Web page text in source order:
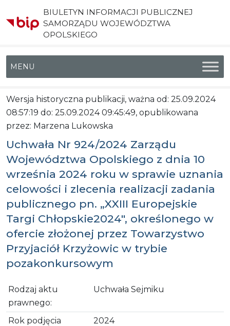
BIULETYN INFORMACJI PUBLICZNEJ
SAMORZĄDU WOJEWÓDZTWA
OPOLSKIEGO
Menu główne
Wersja historyczna publikacji, ważna od: 25.09.2024
08:57:19 do: 25.09.2024 09:45:49, opublikowana
przez: Marzena Lukowska
Uchwała Nr 924/2024 Zarządu
Województwa Opolskiego z dnia 10
września 2024 roku w sprawie uznania
celowości i zlecenia realizacji zadania
publicznego pn. „XXIII Europejskie
Targi Chłopskie2024″, określonego w
ofercie złożonej przez Towarzystwo
Przyjaciół Krzyżowic w trybie
pozakonkursowym
Rodzaj aktu
prawnego:
Uchwała Sejmiku
Rok podjęcia
2024